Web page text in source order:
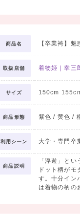
商品名 【卒業袴】
取扱店舗 着物姫｜幸三
サイズ 150cm
商品形態 紫色 / 黄色 /
利用シーン 大学・専門卒
商品説明
「浮遊」と
ドット柄が
す。十分イン
は着物の柄の